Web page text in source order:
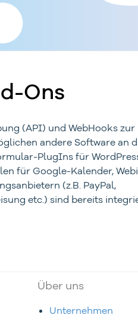
Ons
(API) und WebHooks zur
andere Software an
PlugIns für
für Google-Kalender,
(z.B. PayPal,
etc.) sind bereits
Über uns
Unternehmen